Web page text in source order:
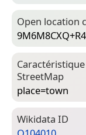
Open location
9M6M8CXQ+R4
Street­Map
place=­town
Wiki­data ID